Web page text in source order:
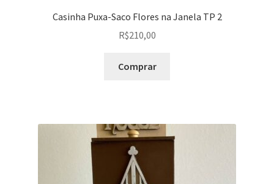
Casinha Puxa-Saco Flores na Janela TP 2
R$210,00
Comprar